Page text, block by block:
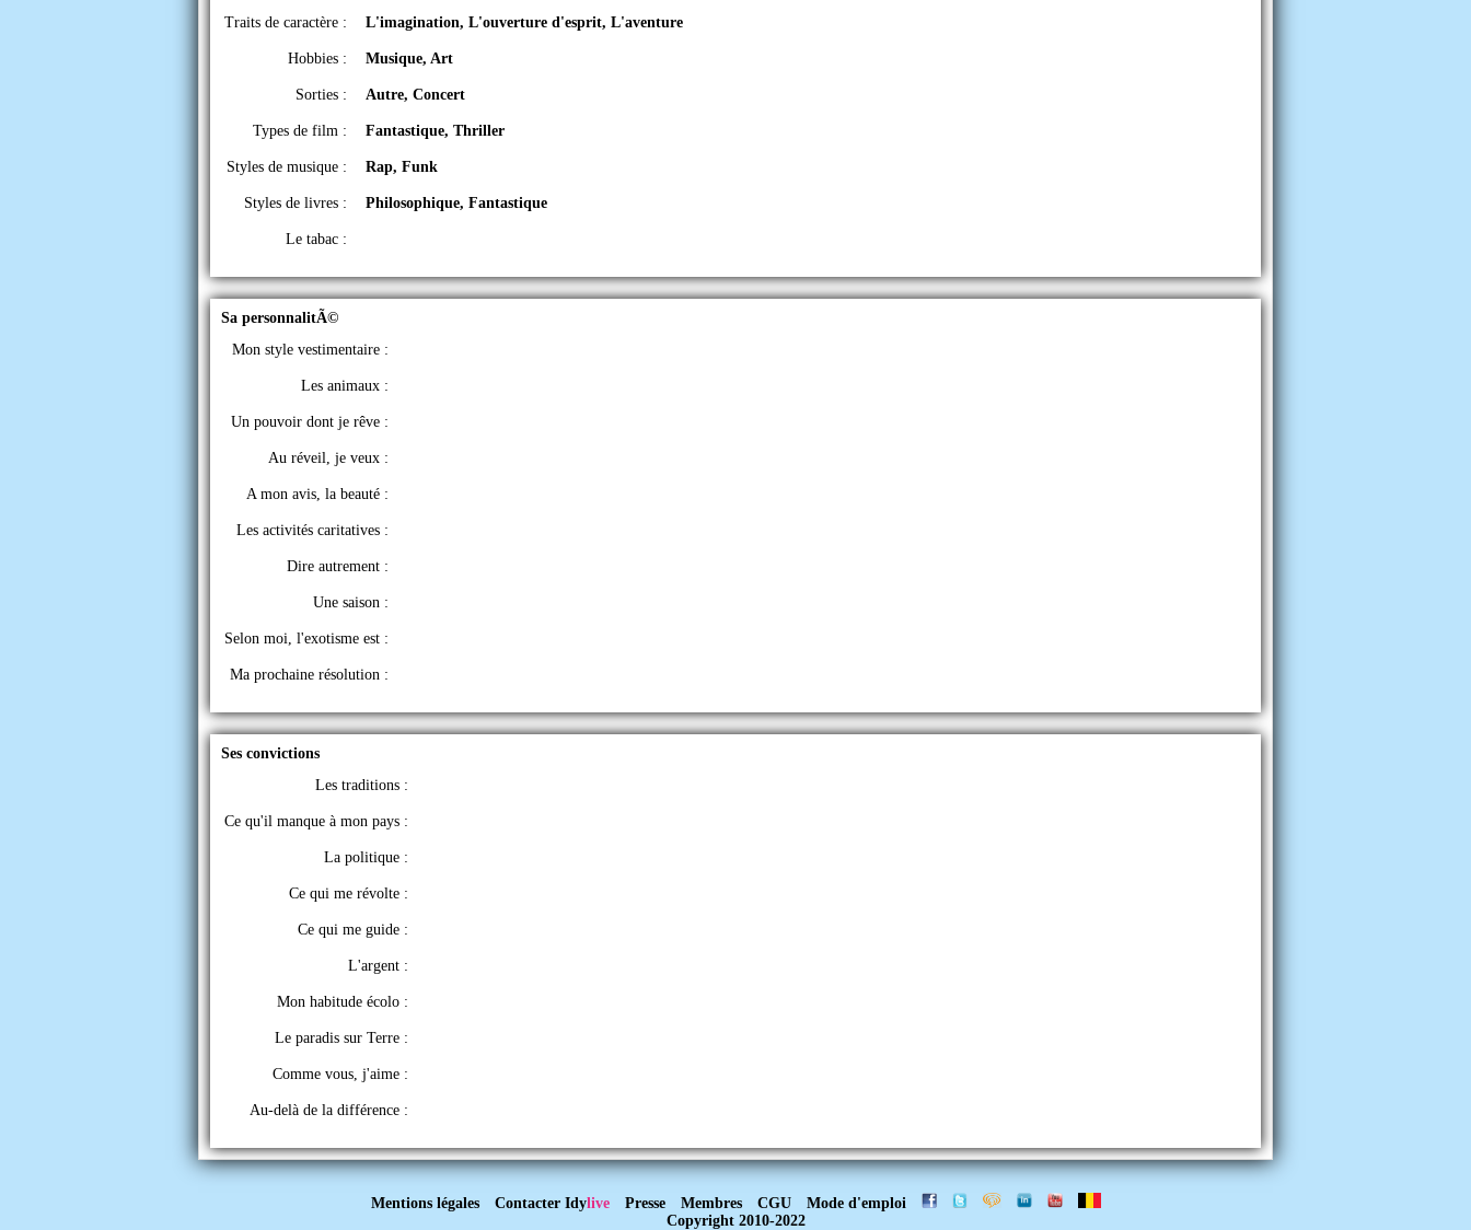
Traits de caractère :
L'imagination, L'ouverture d'esprit, L'aventure
Hobbies : Musique, Art
Sorties : Autre, Concert
Types de film : Fantastique, Thriller
Styles de musique : Rap, Funk
Styles de livres : Philosophique, Fantastique
Le tabac :
Sa personnalitÃ©
Mon style vestimentaire :
Les animaux :
Un pouvoir dont je rêve :
Au réveil, je veux :
A mon avis, la beauté :
Les activités caritatives :
Dire autrement :
Une saison :
Selon moi, l'exotisme est :
Ma prochaine résolution :
Ses convictions
Les traditions :
Ce qu'il manque à mon pays :
La politique :
Ce qui me révolte :
Ce qui me guide :
L'argent :
Mon habitude écolo :
Le paradis sur Terre :
Comme vous, j'aime :
Au-delà de la différence :
Mentions légales Contacter Idylive Presse Membres CGU
Mode d'emploi
Copyright 2010-2022